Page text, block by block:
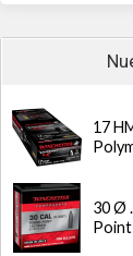
17
30 Ø